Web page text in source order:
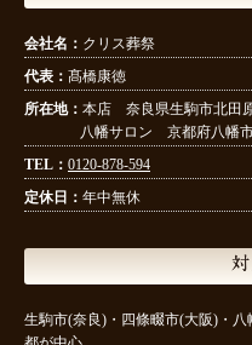
会社名： クリス葬祭
代表： 髙橋康徳
所在地： 本店 奈良県生駒市北田
八幡サロン 京都府八幡
TEL： 0120-878-594
定休日： 年中無休
生駒市(奈良)・四條畷市(大阪)・